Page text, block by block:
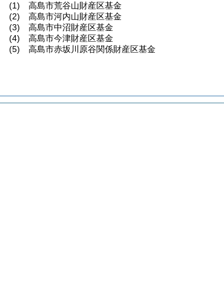
(1) 高島市荒谷山財産区基金
(2) 高島市河内山財産区基金
(3) 高島市中沼財産区基金
(4) 高島市今津財産区基金
(5) 高島市赤坂川原谷関係財産区基金